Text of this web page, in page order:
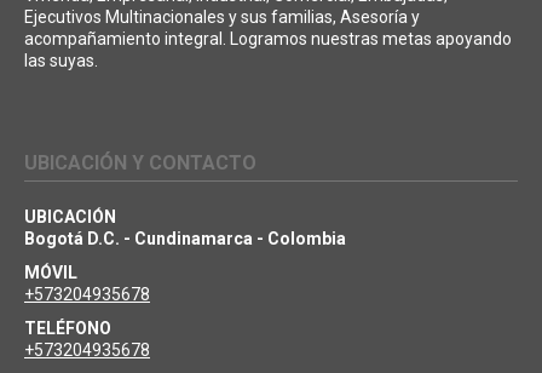
Ejecutivos Multinacionales y sus familias, Asesoría y
acompañamiento integral. Logramos nuestras metas apoyando
las suyas.
UBICACIÓN Y CONTACTO
UBICACIÓN
Bogotá D.C. - Cundinamarca - Colombia
MÓVIL
+573204935678
TELÉFONO
+573204935678